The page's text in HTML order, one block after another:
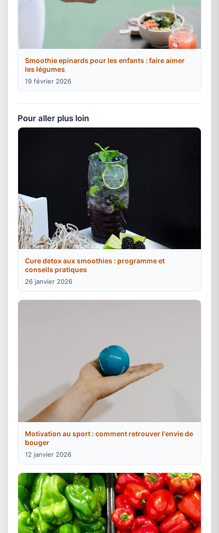
Smoothie epinards pour les enfants : faire aimer
les légumes
19 février 2026
Pour aller plus loin
Cure detox aux smoothies : programme et
conseils pratiques
26 janvier 2026
Motivation au sport : comment retrouver l'envie de
bouger
12 janvier 2026